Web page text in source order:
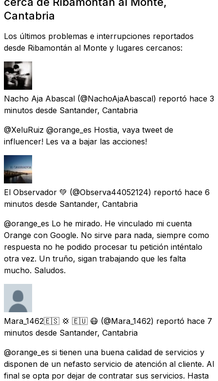
Cantabria
Los últimos problemas e interrupciones reportados
desde Ribamontán al Monte y lugares cercanos:
Nacho Aja Abascal (@NachoAjaAbascal) reportó hace 3
minutos desde Santander, Cantabria
@XeluRuiz @orange_es Hostia, vaya tweet de
influencer! Les va a bajar las acciones!
El Observador 💚 (@Observa44052124) reportó hace 6
minutos desde Santander, Cantabria
@orange_es Lo he mirado. He vinculado mi cuenta
Orange con Google. No sirve para nada, siempre como
respuesta no he podido procesar tu petición inténtalo
otra vez. Un truño, sigan trabajando que les falta
mucho. Saludos.
Mara_1462🇪🇸 💢 🇪🇺 😷 (@Mara_1462) reportó hace 7
minutos desde Santander, Cantabria
@orange_es si tienen una buena calidad de servicios y
disponen de un nefasto servicio de atención al cliente. Al
final se opta por dejar de contratar sus servicios. Hasta